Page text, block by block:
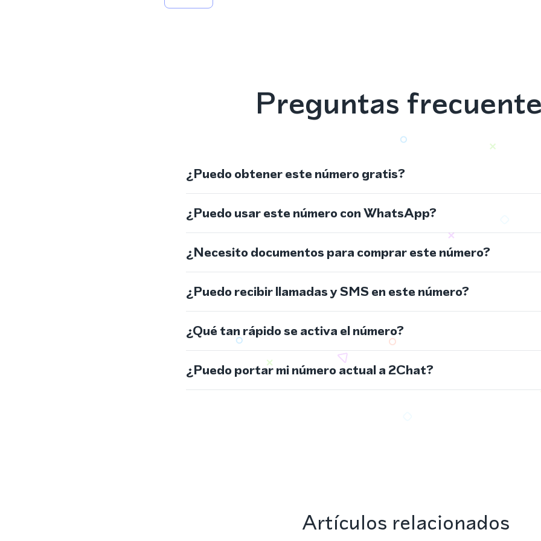
Preguntas
¿Puedo obtener este número gratis?
¿Puedo usar este número con WhatsApp?
¿Necesito documentos para comprar este número?
¿Puedo recibir llamadas y SMS en este número?
¿Qué tan rápido se activa el número?
¿Puedo portar mi número actual a 2Chat?
Artículos relacionados